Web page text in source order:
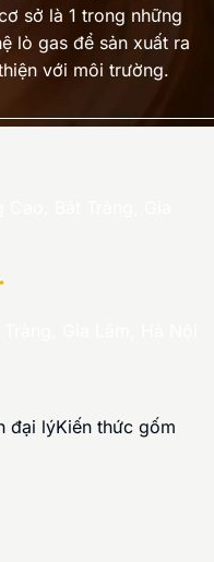
sở là 1 trong những
lò gas để sản xuất ra
với môi trường.
đại lýKiến thức gốm